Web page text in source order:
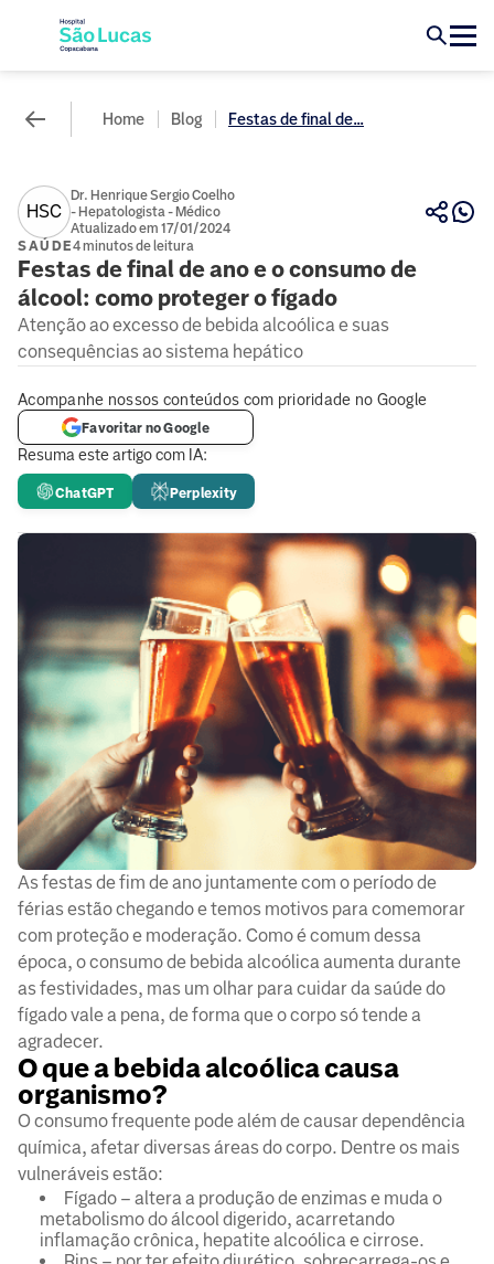
Home Blog Festas de final de...
HSC
Dr. Henrique Sergio Coelho
- Hepatologista - Médico
Atualizado em 17/01/2024
SAÚDE4 minutos de leitura
Festas de final de ano e o consumo de
álcool: como proteger o fígado
Atenção ao excesso de bebida alcoólica e suas
consequências ao sistema hepático
Resuma este artigo com IA:
ChatGPT Perplexity
Acompanhe nossos conteúdos com prioridade no Google
Favoritar no Google
As festas de fim de ano juntamente com o período de
férias estão chegando e temos motivos para comemorar
com proteção e moderação. Como é comum dessa
época, o consumo de bebida alcoólica aumenta durante
as festividades, mas um olhar para cuidar da saúde do
fígado vale a pena, de forma que o corpo só tende a
agradecer.
O que a bebida alcoólica causa
organismo?
O consumo frequente pode além de causar dependência
química, afetar diversas áreas do corpo. Dentre os mais
vulneráveis estão:
Fígado – altera a produção de enzimas e muda o
metabolismo do álcool digerido, acarretando
inflamação crônica, hepatite alcoólica e cirrose.